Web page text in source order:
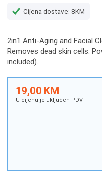
Cijena dostave: 8KM
2in1 Anti-Aging and Facial
Removes dead skin cells.
included).
19,00 KM
U cijenu je uključen PDV